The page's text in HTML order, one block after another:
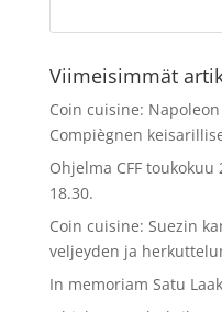
Viimeisimmät
Coin cuisine:
Compiègnen
Ohjelma CFF
18.30.
Coin cuisine: Suezin
veljeyden ja
In memoriam Satu